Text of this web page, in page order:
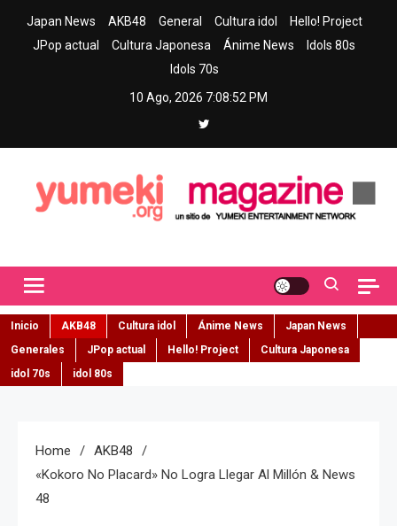
Japan News AKB48 General Cultura idol
Hello! Project
JPop actual
Cultura Japonesa Ánime News
Idols 80s
Idols 70s
10 Ago, 2026 7:08:53 PM
Inicio AKB48 Cultura idol Ánime News
Japan News
Generales
JPop actual Hello! Project
Cultura Japonesa
idol 70s
idol 80s
Home
AKB48
«Kokoro No Placard» No Logra Llegar Al Millón & News
48